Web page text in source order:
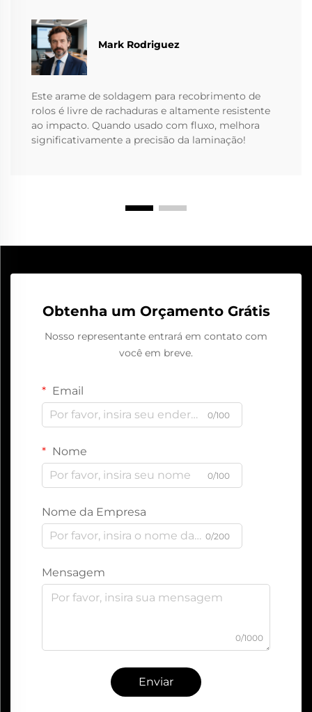
Mark Rodriguez
Este arame de soldagem para recobrimento de
rolos é livre de rachaduras e altamente resistente
ao impacto. Quando usado com fluxo, melhora
significativamente a precisão da laminação!
Obtenha um Orçamento Grátis
Nosso representante entrará em contato com
você em breve.
Email
0/100
Nome
0/100
Nome da Empresa
0/200
Mensagem
0/1000
Enviar